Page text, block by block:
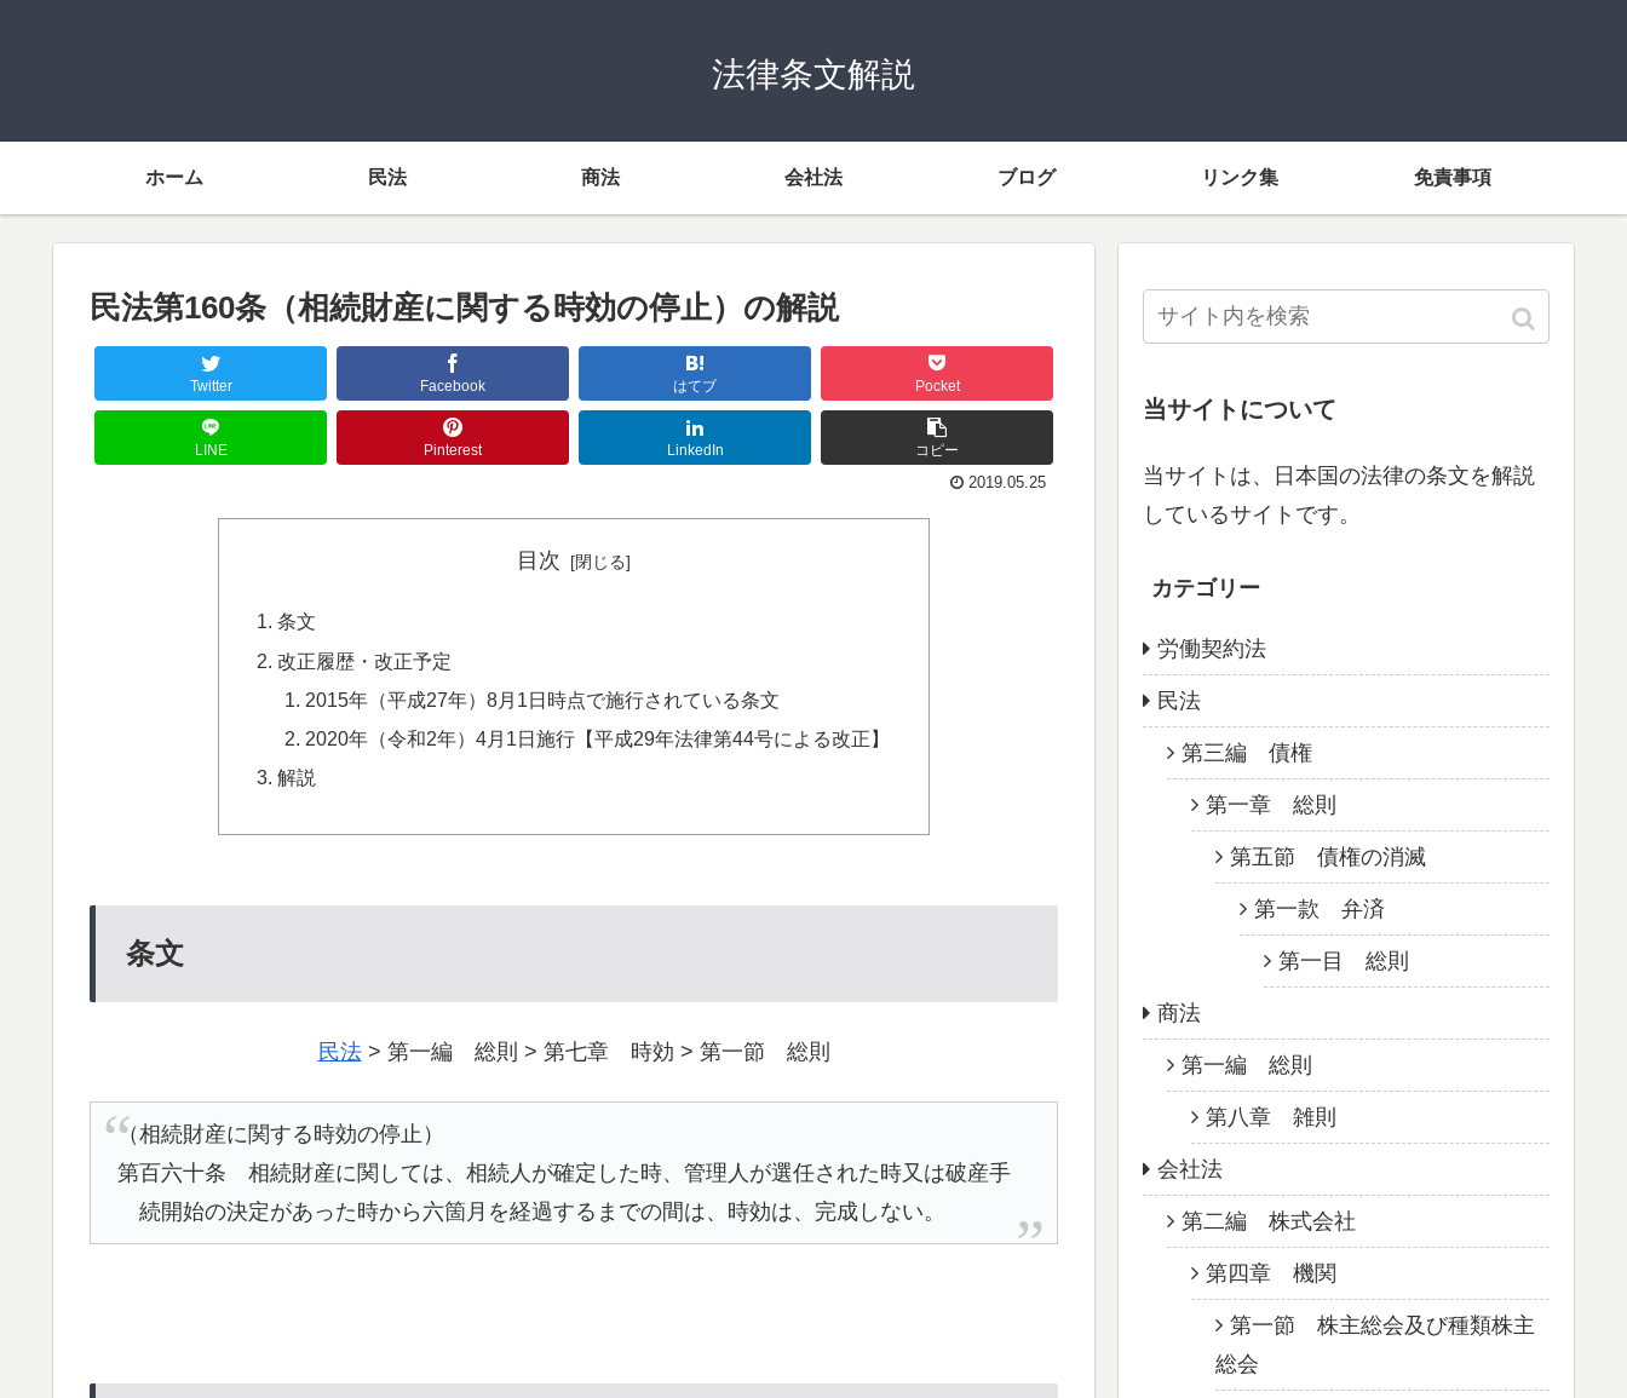
法律条文解説
ホーム 民法 商法 会社法 ブログ リンク集 免責事項
民法第160条（相続財産に関する時効の停止）の解説
Twitter Facebook はてブ Pocket
LINE Pinterest LinkedIn
コピー
2019.05.25
目次
条文
改正履歴・改正予定
2015年（平成27年）8月1日時点で施行されている条文
2020年（令和2年）4月1日施行【平成29年法律第44号による改正】
解説
条文
民法> 第一編 総則 > 第七章 時効 > 第一節 総則
（相続財産に関する時効の停止）
第百六十条 相続財産に関しては、相続人が確定した時、管理人が選任された時又は破産手
続開始の決定があった時から六箇月を経過するまでの間は、時効は、完成しない。
当サイトについて
当サイトは、日本国の法律の条文を解説
しているサイトです。
カテゴリー
労働契約法
民法
第三編 債権
第一章 総則
第五節 債権の消滅
第一款 弁済
第一目 総則
商法
第一編 総則
第八章 雑則
会社法
第二編 株式会社
第四章 機関
第一節 株主総会及び種類株主
総会